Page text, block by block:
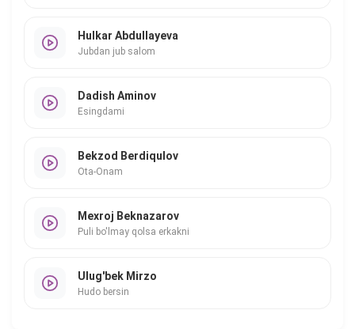
Hulkar Abdullayeva
Jubdan jub salom
Dadish Aminov
Esingdami
Bekzod Berdiqulov
Ota-Onam
Mexroj Beknazarov
Puli bo'lmay qolsa erkakni
Ulug'bek Mirzo
Hudo bersin